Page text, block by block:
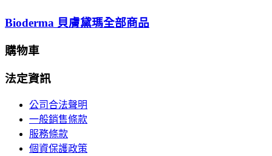
Bioderma 貝膚黛瑪全部商品
購物車
法定資訊
公司合法聲明
一般銷售條款
服務條款
個資保護政策